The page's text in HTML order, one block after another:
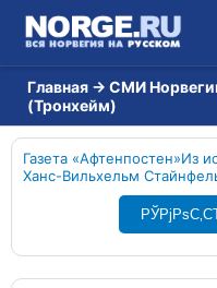
Главная → СМИ
(Тронхейм)
Газета «Афтенпостен»Из
Ханс-Вильхельм